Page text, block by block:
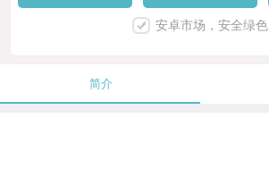
安卓市场，安全绿色
简介